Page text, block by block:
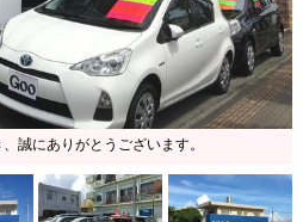
誠にありがとうございます。